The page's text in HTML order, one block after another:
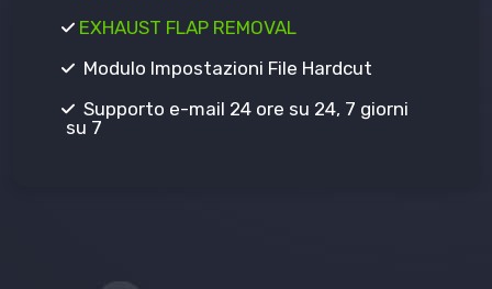
EXHAUST FLAP REMOVAL
Modulo Impostazioni File Hardcut
Supporto e-mail 24 ore su 24, 7 giorni
su 7